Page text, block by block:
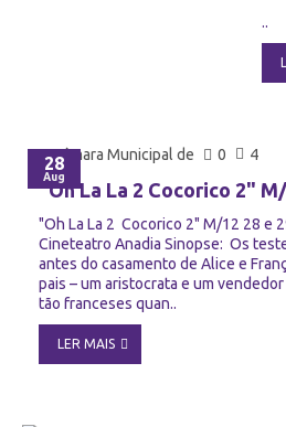
..
28
Aug
Câmara Municipal de 0 4
"Oh La La 2 Cocorico 2"
"Oh La La 2 Cocorico 2" M/12 28 e
Cineteatro Anadia Sinopse: Os
antes do casamento de Alice e
pais – um aristocrata e um
tão franceses quan..
LER MAIS